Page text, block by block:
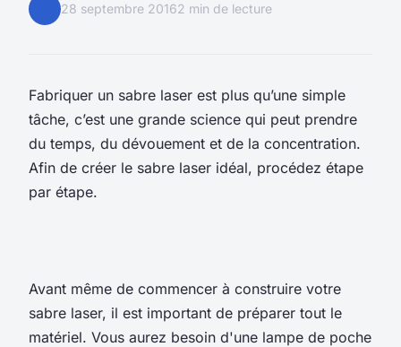
28 septembre 20162 min de lecture
Fabriquer un sabre laser est plus qu’une simple
tâche, c’est une grande science qui peut prendre
du temps, du dévouement et de la concentration.
Afin de créer le sabre laser idéal, procédez étape
par étape.
Avant même de commencer à construire votre
sabre laser, il est important de préparer tout le
matériel. Vous aurez besoin d'une lampe de poche